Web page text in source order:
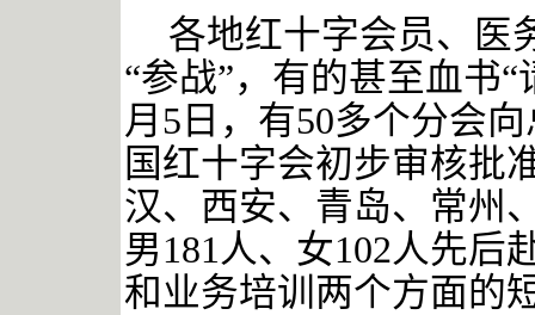
各地红十字会员、医
“参战”，有的甚至血书
月5日，有50多个分会
国红十字会初步审核批
汉、西安、青岛、常州
男181人、女102人先后
和业务培训两个方面的